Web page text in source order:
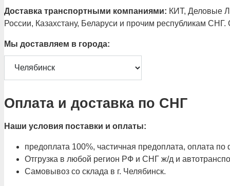
Доставка транспортными компаниями: КИТ, Деловые
России, Казахстану, Беларуси и прочим республикам
Мы доставляем в города:
Оплата и доставка по СНГ
Наши условия поставки и оплаты:
предоплата 100%, частичная предоплата, оплата
Отгрузка в любой регион РФ и СНГ ж/д и
Самовывоз со склада в г. Челябинск.